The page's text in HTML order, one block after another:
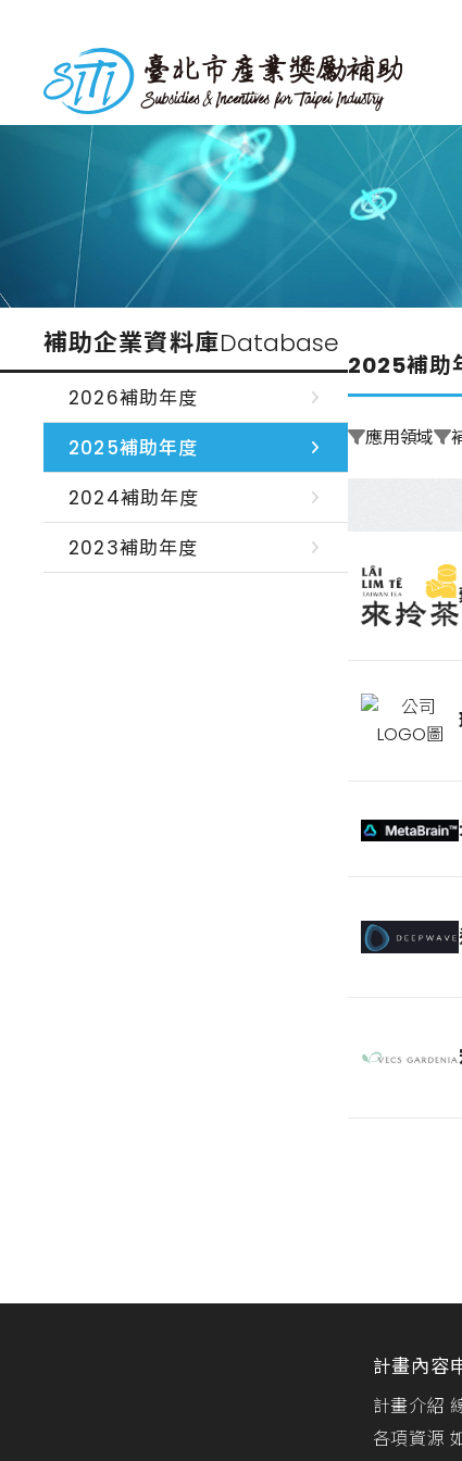
內
台北市產業獎勵補助
補助企業資料庫Database
2026補助年度
2025補助年度
2024補助年度
2023補助年度
2025補助
應用領域
計畫內容
計畫介紹
各項資源